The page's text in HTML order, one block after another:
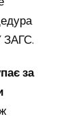
ЗАГС.
за